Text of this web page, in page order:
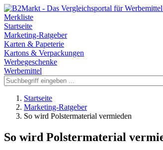
Merkliste
Startseite
Marketing-Ratgeber
Karten & Papeterie
Kartons & Verpackungen
Werbegeschenke
Werbemittel
Startseite
Marketing-Ratgeber
So wird Polstermaterial vermieden
So wird Polstermaterial